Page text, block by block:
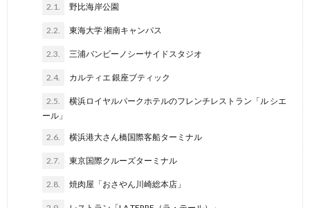
2.1. 野比海岸公園
2.2. 東海大学 湘南キャンパス
2.3. 三浦バンビーノシーサイドスタジオ
2.4. カルティエ 銀座ブティック
2.5.
横浜ロイヤルパークホテルのフレンチレストラン「ル シエ
ール」
2.6. 横浜港大さん橋国際客船ターミナル
2.7. 東京国際クルーズターミナル
2.8. 焼肉屋「おさやん川崎総本店」